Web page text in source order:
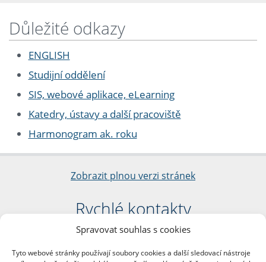
Spravovat souhlas s cookies
Tyto webové stránky používají soubory cookies a další sledovací nástroje
Důležité odkazy
ENGLISH
Studijní oddělení
SIS, webové aplikace, eLearning
Katedry, ústavy a další pracoviště
Harmonogram ak. roku
Zobrazit plnou verzi stránek
Rychlé kontakty
Filozofická fakulta
nám. Jana Palacha 1/2